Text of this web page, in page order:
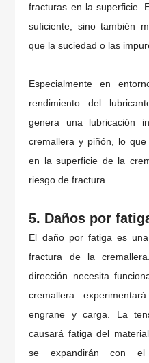
fracturas en la superficie.
suficiente, sino también
que la suciedad o las
Especialmente en
rendimiento del
genera una lubricación
cremallera y piñón, lo
en la superficie de la
riesgo de fractura.
5. Daños por
El daño por fatiga es
fractura de la
dirección necesita
cremallera
engrane y carga. La
causará fatiga del
se expandirán con el